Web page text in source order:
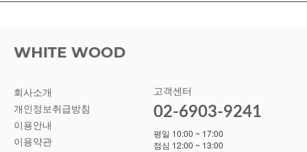
회사소개
개인정보취급방침
이용안내
이용약관
고객센터
02-6903-9241
평일 10:00 ~ 17:00
점심 12:00 ~ 13:00